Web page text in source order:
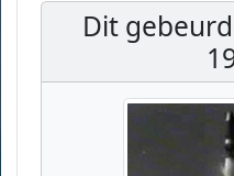
Dit